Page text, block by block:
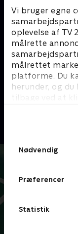
Vi bruger egne
oplevelse af TV
målrette
målrettet
platforme. Du
herunder, og
tilbage ved at
Nødvendig
Præferencer
Statistik
VM i badminton